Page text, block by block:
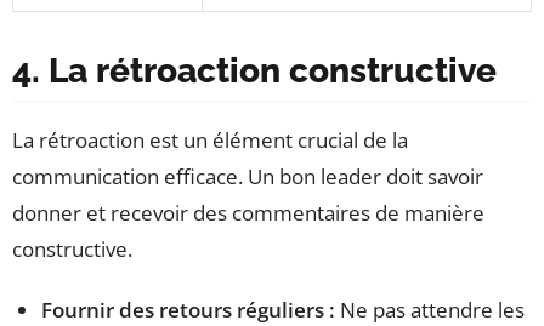
4. La rétroaction constructive
La rétroaction est un élément crucial de la
communication efficace. Un bon leader doit savoir
donner et recevoir des commentaires de manière
constructive.
Fournir des retours réguliers : Ne pas attendre les